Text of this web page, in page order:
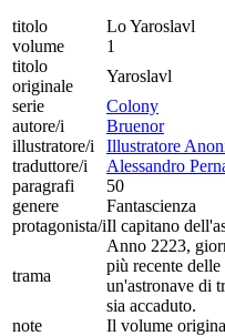
titolo
Lo Yaroslavl
volume
1
titolo
originale
Yaroslavl
serie
Colony
autore/i
Bruenor
illustratore/i
Illustratore
traduttore/i
Alessandro
paragrafi
50
genere
Fantascienza
protagonista/iIl capitano
trama
Anno 2223,
più recente
un'astronave di
sia accaduto.
note
Il volume